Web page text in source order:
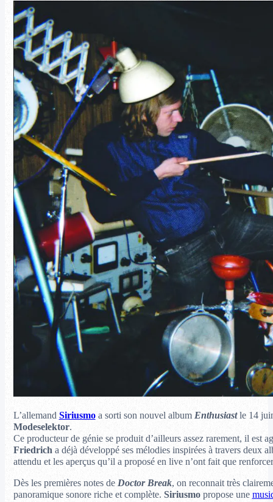
L’allemand Siriusmoa sorti son nouvel albumEnthusiastle 14
Modeselektor.
Ce producteur de génie se produit d’ailleurs assez rarement, il est
Friedricha déjà développé ses mélodies inspirées à travers deux
attendu et les aperçus qu’il a proposé en live n’ont fait que
Dès les premières notes de Doctor Break, on reconnait très
panoramique sonore riche et complète. Siriusmopropose une